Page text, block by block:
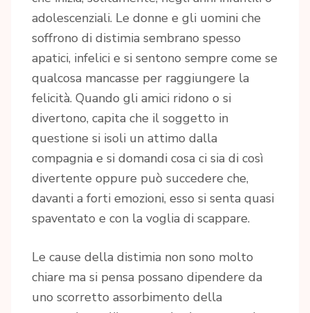
adolescenziali. Le donne e gli uomini che
soffrono di distimia sembrano spesso
apatici, infelici e si sentono sempre come se
qualcosa mancasse per raggiungere la
felicità. Quando gli amici ridono o si
divertono, capita che il soggetto in
questione si isoli un attimo dalla
compagnia e si domandi cosa ci sia di così
divertente oppure può succedere che,
davanti a forti emozioni, esso si senta quasi
spaventato e con la voglia di scappare.
Le cause della distimia non sono molto
chiare ma si pensa possano dipendere da
uno scorretto assorbimento della